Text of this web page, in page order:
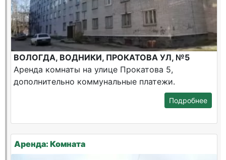
ВОЛОГДА, ВОДНИКИ, ПРОКАТОВА УЛ, №5
Аренда комнаты на улице Прокатова 5,
дополнительно коммунальные платежи.
Подробнее
Аренда: Комната